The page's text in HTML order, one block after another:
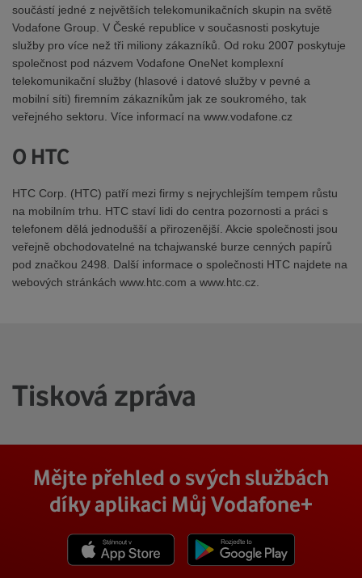
součástí jedné z největších telekomunikačních skupin na světě
Vodafone Group. V České republice v současnosti poskytuje
služby pro více než tři miliony zákazníků. Od roku 2007 poskytuje
společnost pod názvem Vodafone OneNet komplexní
telekomunikační služby (hlasové i datové služby v pevné a
mobilní síti) firemním zákazníkům jak ze soukromého, tak
veřejného sektoru. Více informací na www.vodafone.cz
O HTC
HTC Corp. (HTC) patří mezi firmy s nejrychlejším tempem růstu
na mobilním trhu. HTC staví lidi do centra pozornosti a práci s
telefonem dělá jednodušší a přirozenější. Akcie společnosti jsou
veřejně obchodovatelné na tchajwanské burze cenných papírů
pod značkou 2498. Další informace o společnosti HTC najdete na
webových stránkách www.htc.com a www.htc.cz.
Tisková zpráva
Mějte přehled o svých službách
díky aplikaci Můj Vodafone+